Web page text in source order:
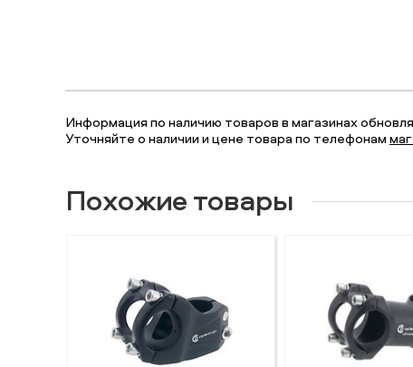
Информация по наличию товаров в магазинах
Уточняйте о наличии и цене товара по телефонам
Похожие товары